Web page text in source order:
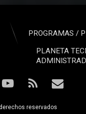
PROGRAMAS /
PLANETA
YouTube
RSS
reservados